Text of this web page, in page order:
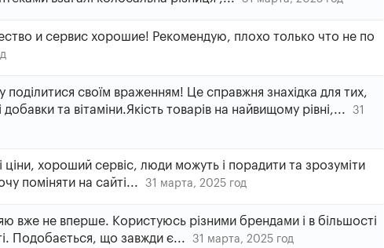
и сервис хорошие! Рекомендую, плохо только что не по
поділитися своїм враженням! Це справжня знахідка для тих,
добавки та вітаміни.Якість товарів на найвищому рівні,...
31
ціни, хороший сервіс, люди можуть і порадити та зрозуміти
поміняти на сайті...
31 марта, 2025 год
вже не вперше. Користуюсь різними брендами і в більшості
Подобається, що завжди є...
31 марта, 2025 год